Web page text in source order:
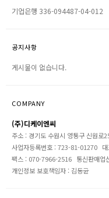
기업은행 336-094487-04-012
공지사항
게시물이 없습니다.
COMPANY
(주)디케이엔씨
주소 : 경기도 수원시 영통구 신원로
사업자등록번호 : 723-81-01270
팩스 : 070-7966-2516 통신판매업
개인정보 보호책임자 : 김동균